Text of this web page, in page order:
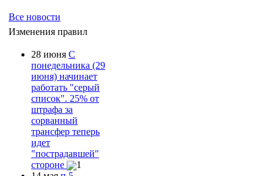
Все новости
Изменения правил
28 июня С
понедельника (29
июня) начинает
работать "серый
список". 25% от
штрафа за
сорванный
трансфер теперь
идет
"пострадавшей"
стороне
1